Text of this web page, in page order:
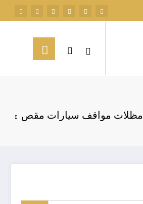
مظلات مواقف سيارات مقص